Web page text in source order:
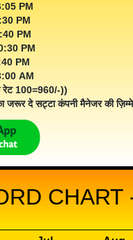
PM
PM
PM
PM
PM
AM
100=960/-))
जरूर दे सट्टा कंपनी मैनेजर की
CHART